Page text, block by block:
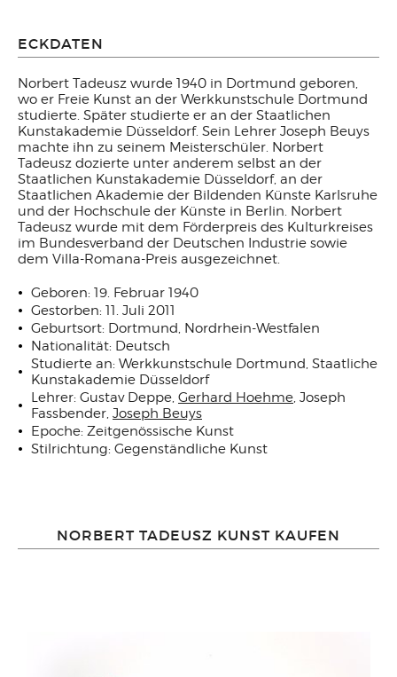
ECKDATEN
Norbert Tadeusz wurde 1940 in Dortmund geboren,
wo er Freie Kunst an der Werkkunstschule Dortmund
studierte. Später studierte er an der Staatlichen
Kunstakademie Düsseldorf. Sein Lehrer Joseph Beuys
machte ihn zu seinem Meisterschüler. Norbert
Tadeusz dozierte unter anderem selbst an der
Staatlichen Kunstakademie Düsseldorf, an der
Staatlichen Akademie der Bildenden Künste Karlsruhe
und der Hochschule der Künste in Berlin. Norbert
Tadeusz wurde mit dem Förderpreis des Kulturkreises
im Bundesverband der Deutschen Industrie sowie
dem Villa-Romana-Preis ausgezeichnet.
Geboren: 19. Februar 1940
Gestorben: 11. Juli 2011
Geburtsort: Dortmund, Nordrhein-Westfalen
Nationalität: Deutsch
Studierte an: Werkkunstschule Dortmund, Staatliche
Kunstakademie Düsseldorf
Lehrer: Gustav Deppe, Gerhard Hoehme, Joseph
Fassbender, Joseph Beuys
Epoche: Zeitgenössische Kunst
Stilrichtung: Gegenständliche Kunst
NORBERT TADEUSZ KUNST KAUFEN